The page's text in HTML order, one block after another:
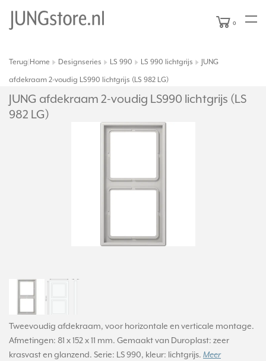
0
Terug Home Designseries LS 990 LS 990 lichtgrijs JUNG
afdekraam 2-voudig LS990 lichtgrijs (LS 982 LG)
JUNG afdekraam 2-voudig LS990 lichtgrijs (LS
982 LG)
Tweevoudig afdekraam, voor horizontale en verticale montage.
Afmetingen: 81 x 152 x 11 mm. Gemaakt van Duroplast: zeer
krasvast en glanzend. Serie: LS 990, kleur: lichtgrijs. Meer